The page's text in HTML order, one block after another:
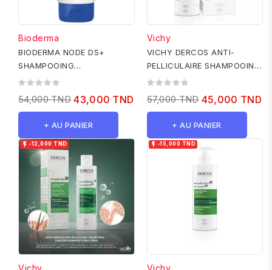
Bioderma
BIODERMA NODE DS+
SHAMPOOING
ANTIPELLICULAIRE INTENSE,
54,000 TND 43,000 TND
+ AU PANIER
Vichy
VICHY DERCOS ANTI-
PELLICULAIRE SHAMPOOING
TRAITANT CHEVEUX SECS
57,000 TND 45,000 TND
+ AU PANIER
 -12,000 TND
Vichy
 -15,000 TND
Vichy